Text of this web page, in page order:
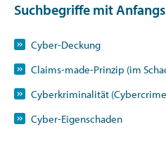
Suchbegriffe mit
Cyber-Deckung
Claims-made-Prinzip (im
Cyberkriminalität
Cyber-Eigenschaden